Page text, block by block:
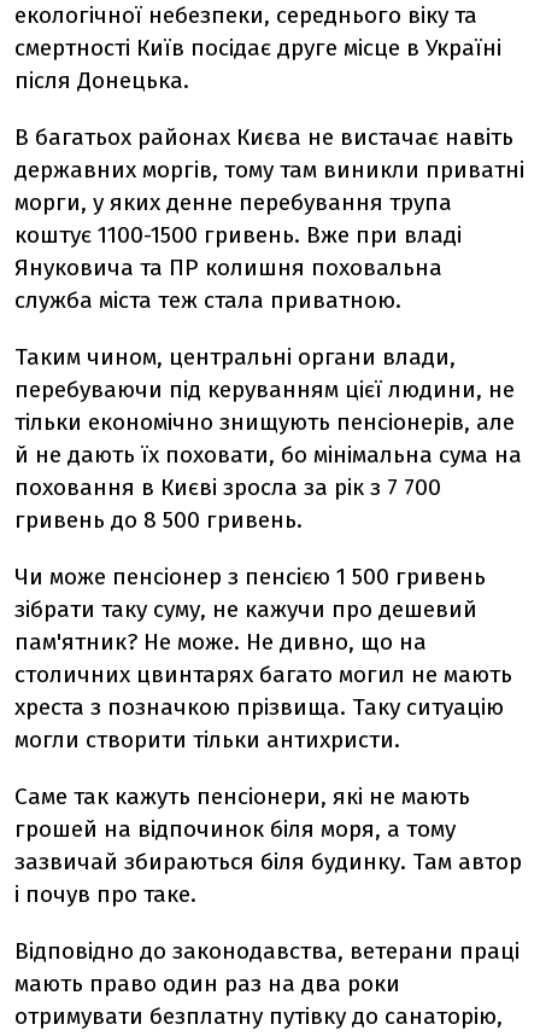
екологічної небезпеки, середнього віку та
смертності Київ посідає друге місце в Україні
після Донецька.
В багатьох районах Києва не вистачає навіть
державних моргів, тому там виникли приватні
морги, у яких денне перебування трупа
коштує 1100-1500 гривень. Вже при владі
Януковича та ПР колишня поховальна
служба міста теж стала приватною.
Таким чином, центральні органи влади,
перебуваючи під керуванням цієї людини, не
тільки економічно знищують пенсіонерів, але
й не дають їх поховати, бо мінімальна сума на
поховання в Києві зросла за рік з 7 700
гривень до 8 500 гривень.
Чи може пенсіонер з пенсією 1 500 гривень
зібрати таку суму, не кажучи про дешевий
пам'ятник? Не може. Не дивно, що на
столичних цвинтарях багато могил не мають
хреста з позначкою прізвища. Таку ситуацію
могли створити тільки антихристи.
Саме так кажуть пенсіонери, які не мають
грошей на відпочинок біля моря, а тому
зазвичай збираються біля будинку. Там автор
і почув про таке.
Відповідно до законодавства, ветерани праці
мають право один раз на два роки
отримувати безплатну путівку до санаторію,